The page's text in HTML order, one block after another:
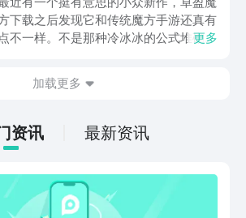
静下心来之后研究阵容搭配，从而获得
较高的乐趣。
下载之后发现它和传统魔方手游还真有
点不一样。不是那种冷冰冰的公式堆砌，
解锁新的立方秘境，纯粹靠空间逻辑和色
手游市场里反而显得稀罕了。
更多
加载更多
资讯 最新资讯